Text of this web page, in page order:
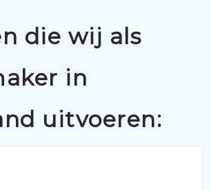
die wij als
in
uitvoeren: